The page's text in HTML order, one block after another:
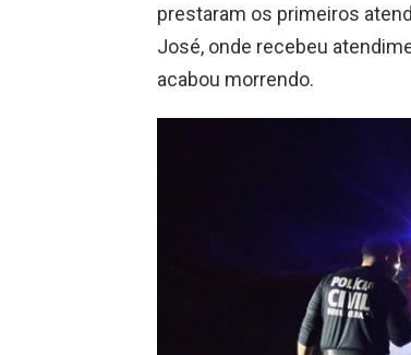
prestaram os primeiros
José, onde recebeu
acabou morrendo.